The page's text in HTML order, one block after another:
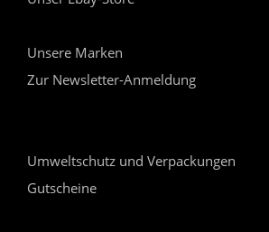
Unsere Marken
Zur Newsletter-Anmeldung
Umweltschutz und Verpackungen
Gutscheine